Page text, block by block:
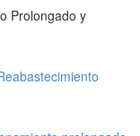
Prolongado y